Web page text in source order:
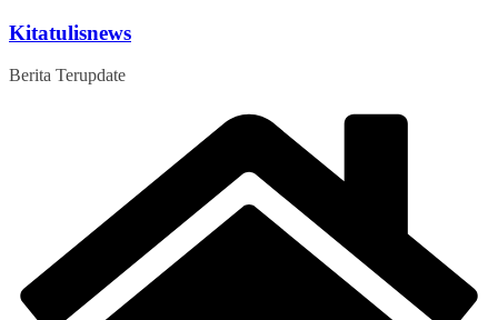
Skip
content
Kitatulisnews
Berita Terupdate